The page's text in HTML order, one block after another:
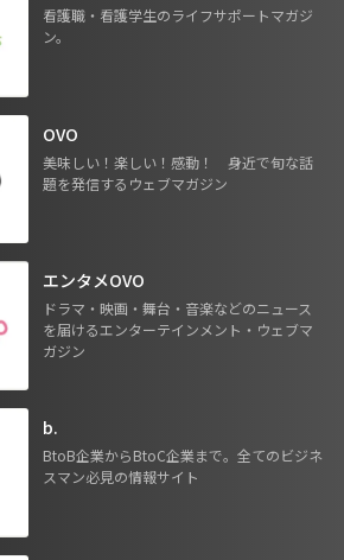
看護職・看護学生のライフサポートマガジ
ン。
OVO
美味しい！楽しい！感動！ 身近で旬な話
題を発信するウェブマガジン
エンタメOVO
ドラマ・映画・舞台・音楽などのニュース
を届けるエンターテインメント・ウェブマ
ガジン
b.
BtoB企業からBtoC企業まで。全てのビジネ
スマン必見の情報サイト